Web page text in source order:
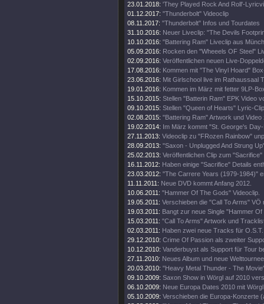
23.01.2018: 'They Played Rock And Roll'-
01.12.2017: "Thunderbolt" Videoclip
08.11.2017: "Thunderbolt" Infos und Tourdates
31.10.2016: Neuer Liveclip: "The Devils
10.10.2016: "Battering Ram" Liveclip aus
05.09.2016: Rocken den "Wheeels OF Steel"
02.09.2016: Veröffentlichen neuen Live-
17.08.2016: Kommen mit "The Vinyl Hoard"
23.06.2016: Mit Girlschool live im Rathaussaal
19.01.2016: Kommen im März mit fetter 9LP-
15.10.2015: Stellen "Batterin Ram" EPK Video
09.10.2015: Stellen "Queen of Hearts" Lyric-
02.08.2015: "Battering Ram" Artwork und
19.02.2014: Im März kommt "St. George's
27.11.2013: Videoclip zu "FRozen Rainbow"
28.09.2013: "Saxon - Unplugged And Strung
25.02.2013: Veröffentlichen Clip zum
16.11.2012: Haben einige "Sacrifice" Details
23.03.2012: "The Carrere Years (1979-1984)"
11.11.2011: Neue DVD kommt Anfang 2012.
10.06.2011: "Hammer Of The Gods" Videoclip.
19.05.2011: Verschieben die "Call To Arms" VÖ
19.03.2011: Bangt zur neue Single "Hammer
15.03.2011: "Call To Arms" Artwork und
02.03.2011: Haben zwei neue Tracks für
29.12.2010: Crime Of Passion als zweiter
10.12.2010: Vanderbuyst als Support für Tour
27.11.2010: Neues Album und neue
20.03.2010: "Heavy Metal Thunder - The
09.10.2009: Saxon Show in Wörgl auf 2010
06.10.2009: Neue Europa Dates 2010 mit
05.10.2009: Verschieben die Europa-Konzerte